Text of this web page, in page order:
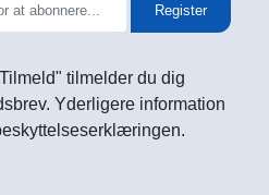
Register
tilmelder du dig
Yderligere information